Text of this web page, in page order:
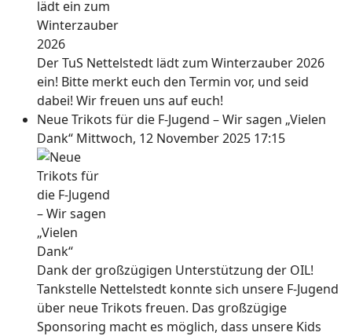
Der TuS Nettelstedt lädt zum Winterzauber 2026
ein! Bitte merkt euch den Termin vor, und seid
dabei! Wir freuen uns auf euch!
Neue Trikots für die F-Jugend – Wir sagen „Vielen
Dank“ Mittwoch, 12 November 2025 17:15
Dank der großzügigen Unterstützung der OIL!
Tankstelle Nettelstedt konnte sich unsere F-Jugend
über neue Trikots freuen. Das großzügige
Sponsoring macht es möglich, dass unsere Kids